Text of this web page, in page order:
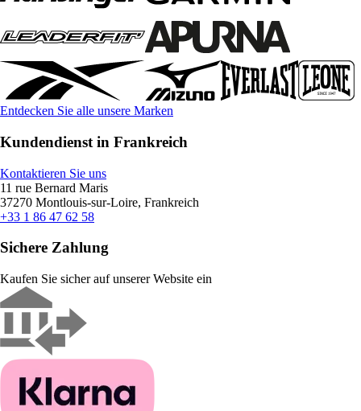
Entdecken Sie alle unsere Marken
Kundendienst in Frankreich
Kontaktieren Sie uns
11 rue Bernard Maris
37270 Montlouis-sur-Loire, Frankreich
+33 1 86 47 62 58
Sichere Zahlung
Kaufen Sie sicher auf unserer Website ein